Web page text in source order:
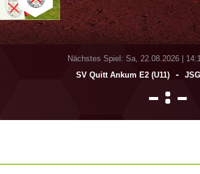
Nächstes Spiel: Sa, 22.08.2026|
SV Quitt Ankum E2 (U11)
-
 : 